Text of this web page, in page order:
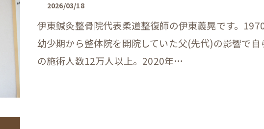
2026/03/18
伊東鍼灸整骨院代表柔道整復師の伊東義晃です。
幼少期から整体院を開院していた父(先代)の影響で
の施術人数12万人以上。2020年…